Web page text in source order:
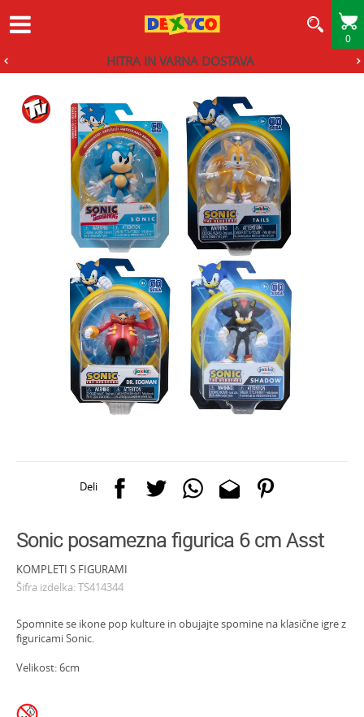
0
HITRA IN VARNA DOSTAVA
Deli
Sonic posamezna figurica 6 cm Asst
KOMPLETI S FIGURAMI
Šifra izdelka:TS414344
Spomnite se ikone pop kulture in obujajte spomine na klasične igre z
figuricami Sonic.
Velikost: 6cm